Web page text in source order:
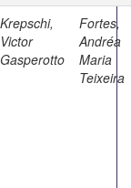
Krepschi,
Victor
Gasperotto
Fortes,
Andréa
Maria
Teixeira